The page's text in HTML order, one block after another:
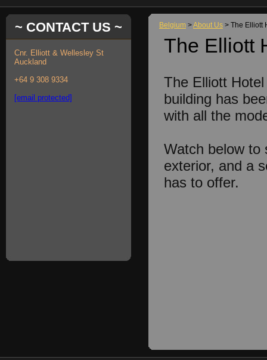
Belgium >About Us > The Elliott
The Elliott
The Elliott
building has
with all the
Watch below to
exterior, and a
has to offer.
~ CONTACT US ~
Cnr. Elliott & Wellesley St
Auckland
+64 9 308 9334
[email protected]